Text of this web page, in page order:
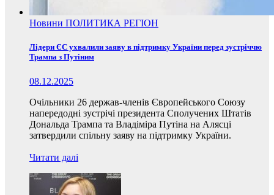
Новини ПОЛИТИКА РЕГІОН
Лідери ЄС ухвалили заяву в підтримку України перед зустріччю
Трампа з Путіним
08.12.2025
Очільники 26 держав-членів Європейського Союзу
напередодні зустрічі президента Сполучених Штатів
Дональда Трампа та Владіміра Путіна на Алясці
затвердили спільну заяву на підтримку України.
Читати далі